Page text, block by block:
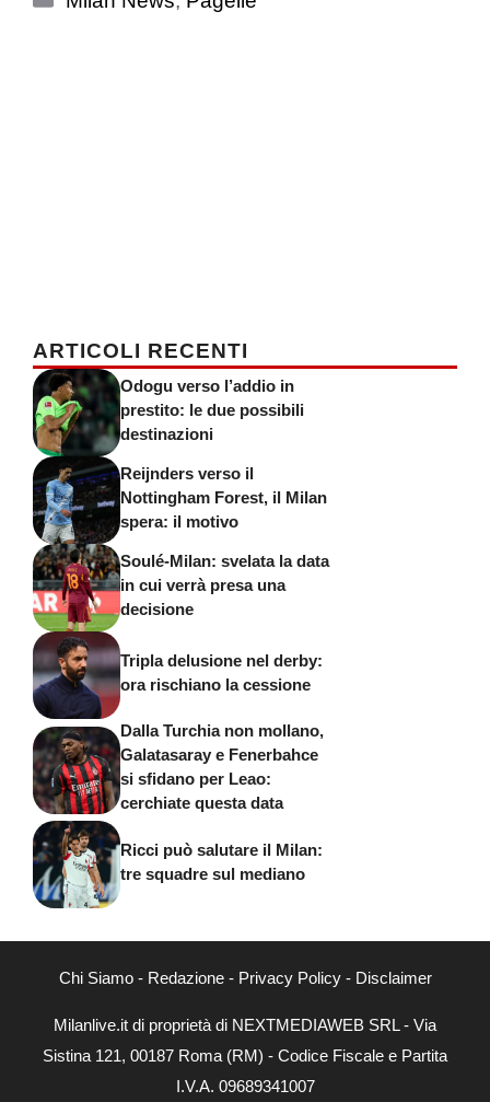
ARTICOLI RECENTI
Odogu verso l’addio in
prestito: le due possibili
destinazioni
Reijnders verso il
Nottingham Forest, il Milan
spera: il motivo
Soulé-Milan: svelata la data
in cui verrà presa una
decisione
Tripla delusione nel derby:
ora rischiano la cessione
Dalla Turchia non mollano,
Galatasaray e Fenerbahce
si sfidano per Leao:
cerchiate questa data
Ricci può salutare il Milan:
tre squadre sul mediano
Chi Siamo- Redazione- Privacy Policy- Disclaimer
Milanlive.it di proprietà di NEXTMEDIAWEB SRL - Via
Sistina 121, 00187 Roma (RM) - Codice Fiscale e Partita
I.V.A. 09689341007